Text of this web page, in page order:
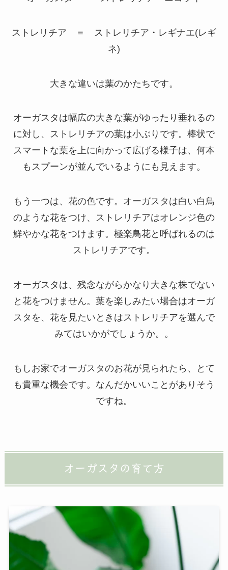
ストレリチア ＝ ストレリチア・レギナエ(レギ
ネ)
大きな違いは葉のかたちです。
オーガスタは幅広の大きな葉がゆったり垂れるの
に対し、ストレリチアの葉は小ぶりです。棒状で
スマートな葉を上に向かって広げる様子は、何本
もスプーンが並んでいるようにも見えます。
もう一つは、花の色です。オーガスタは白い白鳥
のような花をつけ、ストレリチアはオレンジ色の
鮮やかな花をつけます。極楽鳥花と呼ばれるのは
ストレリチアです。
オーガスタは、残念ながらかなり大きな株でない
と花をつけません。葉を楽しみたい場合はオーガ
スタを、花を見たいときはストレリチアを選んで
みてはいかがでしょうか。。
もしお家でオーガスタのお花が見られたら、とて
も貴重な機会です。なんだかいいことがありそう
ですね。
オーガスタの育て方